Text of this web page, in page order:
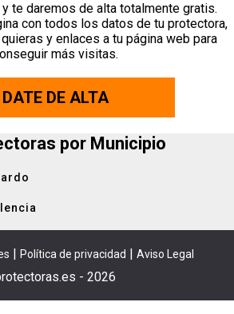
te daremos de alta totalmente gratis.
con todos los datos de tu protectora,
y enlaces a tu página web para
más visitas.
DATE DE ALTA
por Municipio
Política de privacidad Aviso Legal
- 2026